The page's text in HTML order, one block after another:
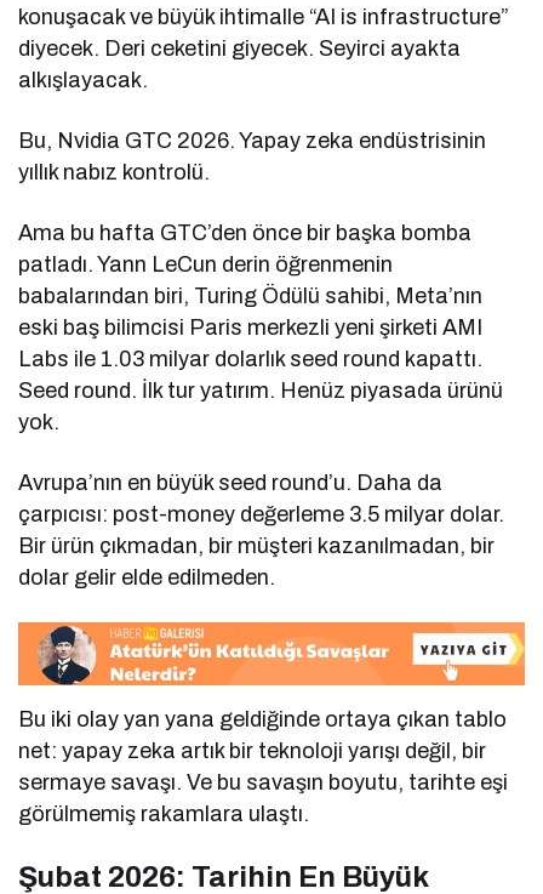
konuşacak ve büyük ihtimalle “AI is infrastructure”
diyecek. Deri ceketini giyecek. Seyirci ayakta
alkışlayacak.
Bu, Nvidia GTC 2026. Yapay zeka endüstrisinin
yıllık nabız kontrolü.
Ama bu hafta GTC’den önce bir başka bomba
patladı. Yann LeCun derin öğrenmenin
babalarından biri, Turing Ödülü sahibi, Meta’nın
eski baş bilimcisi Paris merkezli yeni şirketi AMI
Labs ile 1.03 milyar dolarlık seed round kapattı.
Seed round. İlk tur yatırım. Henüz piyasada ürünü
yok.
Avrupa’nın en büyük seed round’u. Daha da
çarpıcısı: post-money değerleme 3.5 milyar dolar.
Bir ürün çıkmadan, bir müşteri kazanılmadan, bir
dolar gelir elde edilmeden.
Bu iki olay yan yana geldiğinde ortaya çıkan tablo
net: yapay zeka artık bir teknoloji yarışı değil, bir
sermaye savaşı. Ve bu savaşın boyutu, tarihte eşi
görülmemiş rakamlara ulaştı.
Şubat 2026: Tarihin En Büyük